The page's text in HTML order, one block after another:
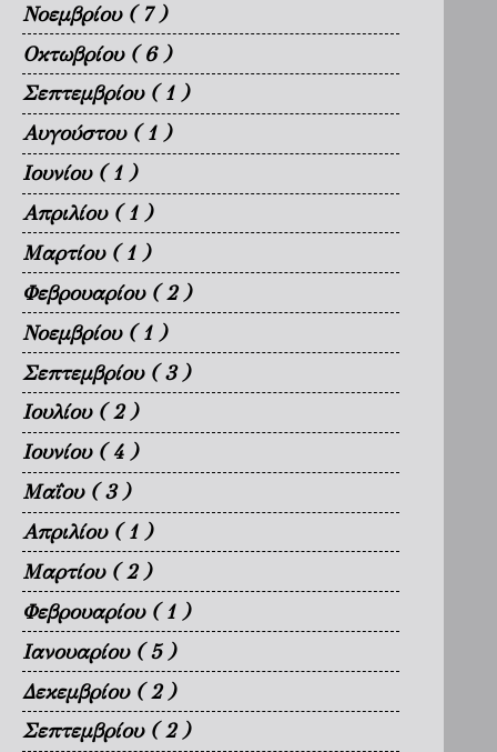
Νοεμβρίου ( 7 )
Οκτωβρίου ( 6 )
Σεπτεμβρίου ( 1 )
Αυγούστου ( 1 )
Ιουνίου ( 1 )
Απριλίου ( 1 )
Μαρτίου ( 1 )
Φεβρουαρίου ( 2 )
Νοεμβρίου ( 1 )
Σεπτεμβρίου ( 3 )
Ιουλίου ( 2 )
Ιουνίου ( 4 )
Μαΐου ( 3 )
Απριλίου ( 1 )
Μαρτίου ( 2 )
Φεβρουαρίου ( 1 )
Ιανουαρίου ( 5 )
Δεκεμβρίου ( 2 )
Σεπτεμβρίου ( 2 )